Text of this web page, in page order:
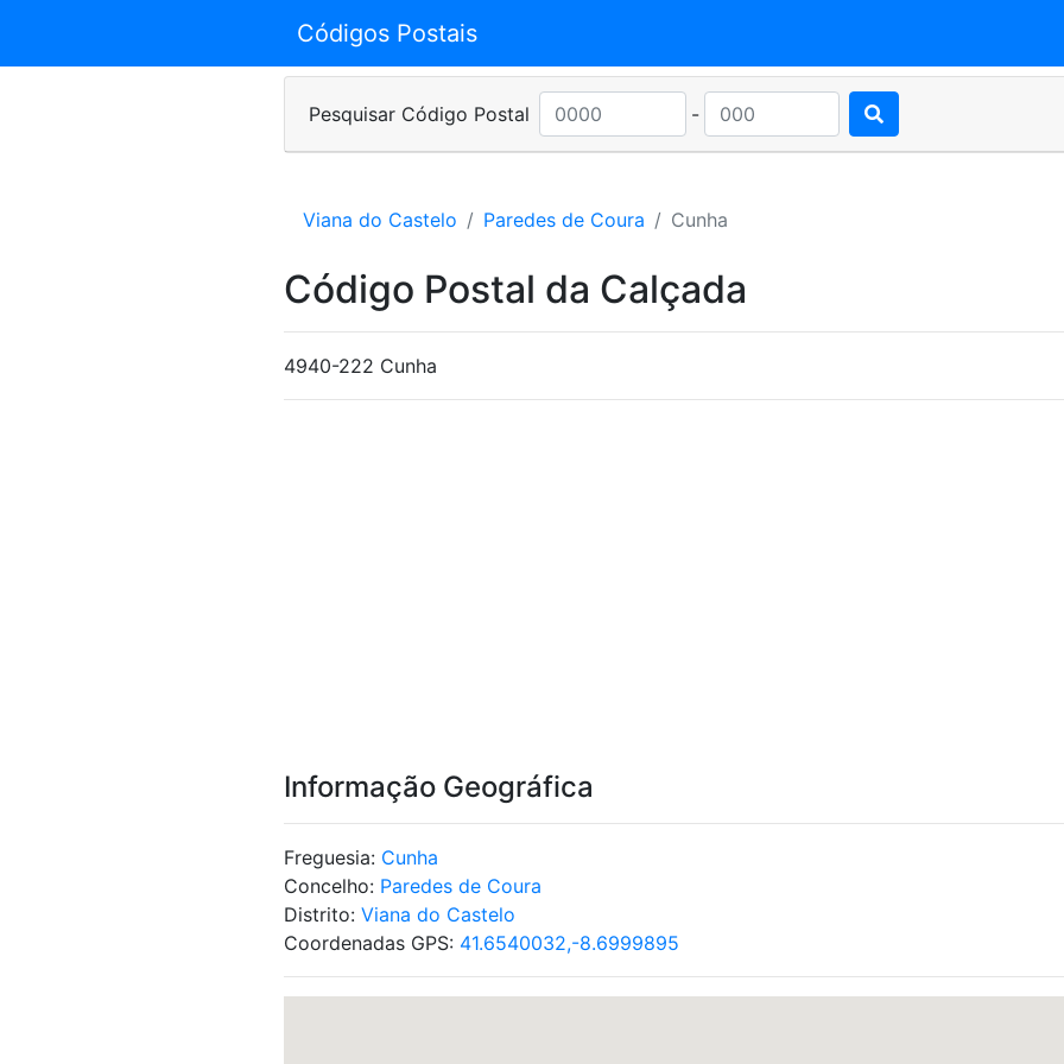
Códigos Postais
Pesquisar Código Postal -
Viana do Castelo Paredes de Coura Cunha
Código Postal da Calçada
4940-222 Cunha
Informação Geográfica
Freguesia: Cunha
Concelho: Paredes de Coura
Distrito: Viana do Castelo
Coordenadas GPS: 41.6540032,-8.6999895